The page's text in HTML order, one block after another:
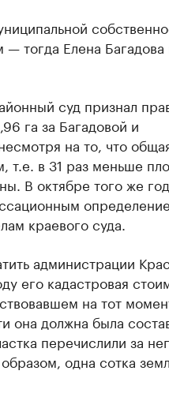
тогда Елена Багадова
суд признал
га за Багадовой и
на то, что
т.е. в 31 раз меньше
В октябре того же
краевого суда.
администрации
его кадастровая
на тот
она должна была
перечислили за
одна сотка